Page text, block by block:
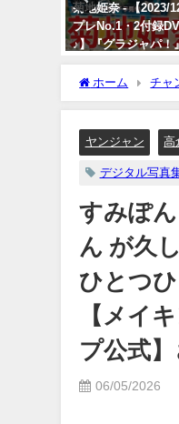
菊地姫奈 - 【2023/
プレNo.1・2付録
♪】『グラジャパ！
視聴できる♪ #菊
Kikuchi（2023年
プレChannel【集
12/15/2023
ホーム チャ
ズ！今までと違っ
ヤンジャン
高
デジタル写真
すみぽ
ん が久
ひとつ
【メイ
プ公式
06/05/2026